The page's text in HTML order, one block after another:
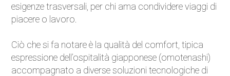
Competizioni
Moto
Trasporti e strade
esigenze trasversali, per chi ama condividere viaggi di
piacere o lavoro.
Ciò che si fa notare è la qualità del comfort, tipica
espressione dell’ospitalità giapponese (omotenashi)
accompagnato a diverse soluzioni tecnologiche di